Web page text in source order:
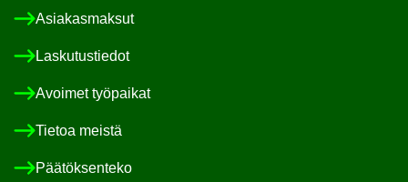
Asia­kas­mak­sut
Las­ku­tus­tie­dot
Avoi­met työ­pai­kat
Tie­toa meis­tä
Pää­tök­sen­te­ko